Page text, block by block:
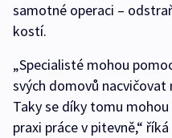
samotné operaci –
kostí.
„Specialisté mohou
svých domovů
Taky se díky tomu
praxi práce v pitevně,“